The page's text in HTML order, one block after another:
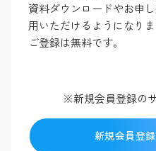
資料ダウンロードやお申
用いただけるようになりま
ご登録は無料です。
※新規会員登録の
新規会員登